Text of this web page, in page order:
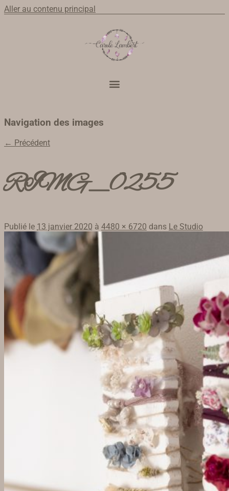
Aller au contenu principal
Navigation des images
← Précédent
RIMG_0255
Publié le 13 janvier 2020 à 4480 × 6720 dans Le Studio